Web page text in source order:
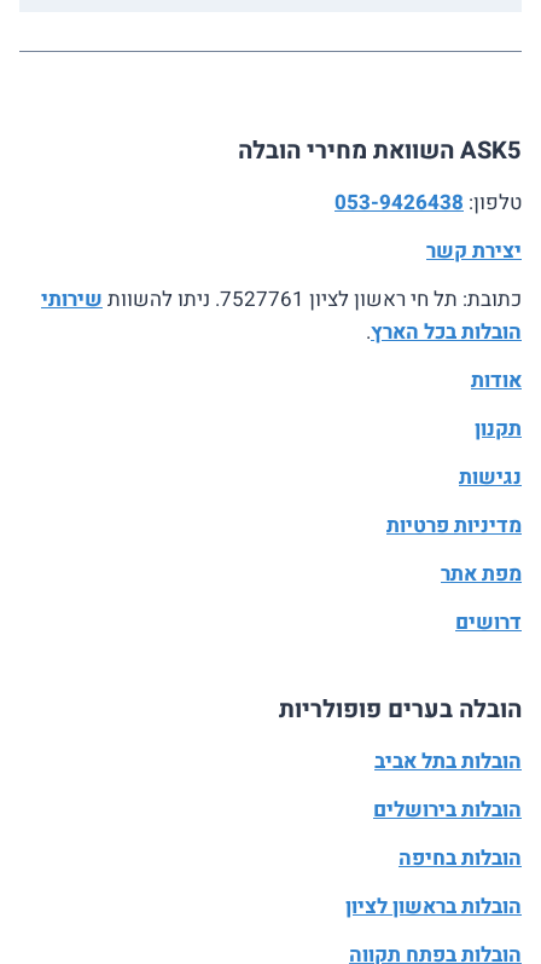
ASK5 השוואת מחירי הובלה
טלפון: 053-9426438
יצירת קשר
כתובת: תל חי ראשון לציון 7527761. ניתו להשוות
שירותי
הובלות בכל הארץ.
אודות
תקנון
נגישות
מדיניות פרטיות
מפת אתר
דרושים
הובלה בערים פופולריות
הובלות בתל אביב
הובלות בירושלים
הובלות בחיפה
הובלות בראשון לציון
הובלות בפתח תקווה